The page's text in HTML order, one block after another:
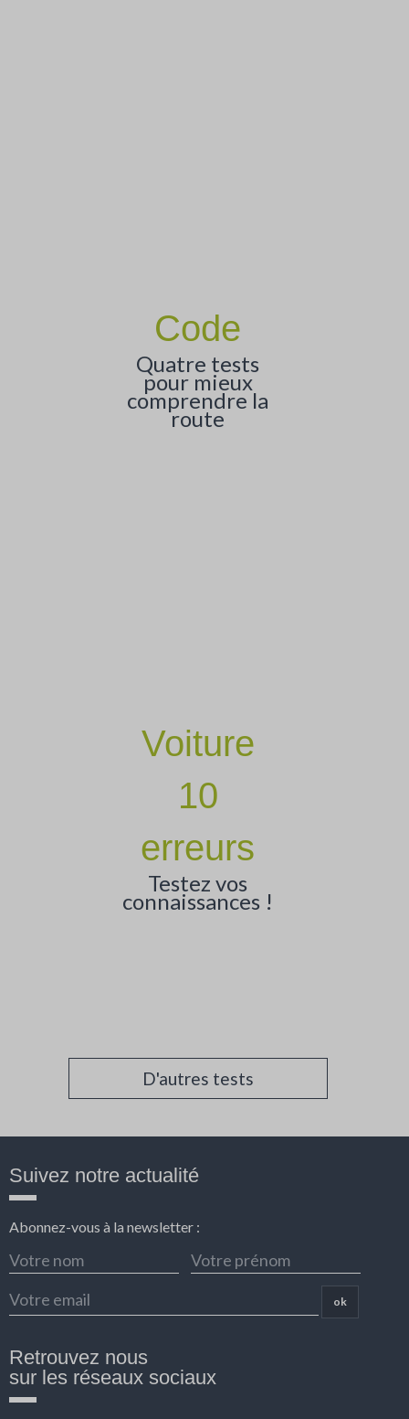
Code
Quatre tests
pour mieux
comprendre la
route
Voiture
10
erreurs
Testez vos
connaissances !
D'autres tests
Suivez notre actualité
Abonnez-vous à la newsletter :
ok
Retrouvez nous
sur les réseaux sociaux